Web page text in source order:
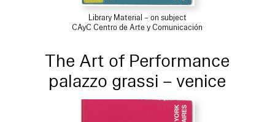
Library Material – on subject
CAyC Centro de Arte y Comunicación
The Art of Performance
palazzo grassi – venice